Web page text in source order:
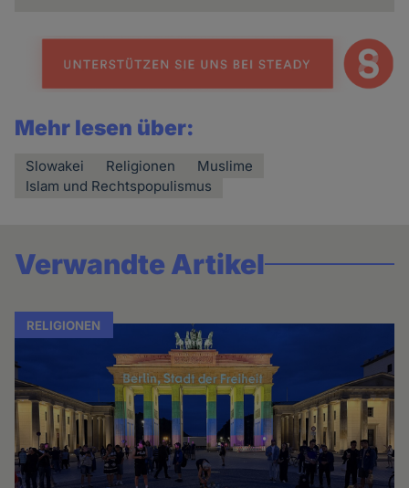
Mehr lesen über:
Slowakei Religionen
Muslime
Islam und Rechtspopulismus
Verwandte Artikel
RELIGIONEN